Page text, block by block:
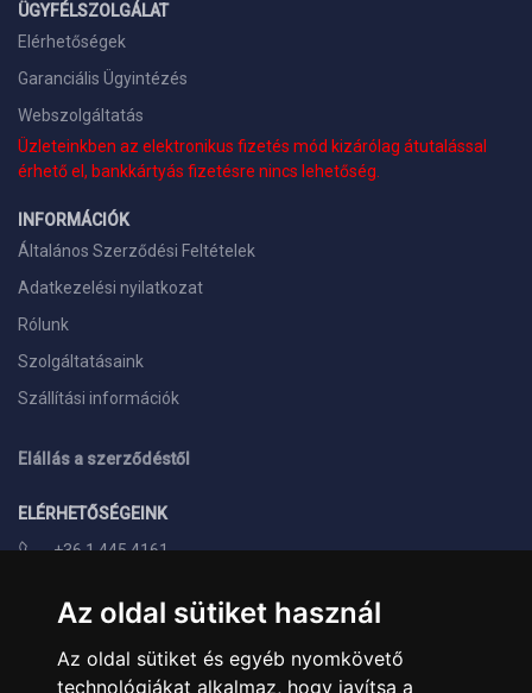
Az oldal sütiket használ
Az oldal sütiket és egyéb nyomkövető
technológiákat alkalmaz, hogy javítsa a
ÜGYFÉLSZOLGÁLAT
Elérhetőségek
Garanciális Ügyintézés
Webszolgáltatás
Üzleteinkben az elektronikus fizetés mód kizárólag átutalással
érhető el, bankkártyás fizetésre nincs lehetőség.
INFORMÁCIÓK
Általános Szerződési Feltételek
Adatkezelési nyilatkozat
Rólunk
Szolgáltatásaink
Szállítási információk
Elállás a szerződéstől
ELÉRHETŐSÉGEINK
+36 1 445 4161
info@landcomputer.hu
1148 Budapest, Nagy Lajos király útja 24.